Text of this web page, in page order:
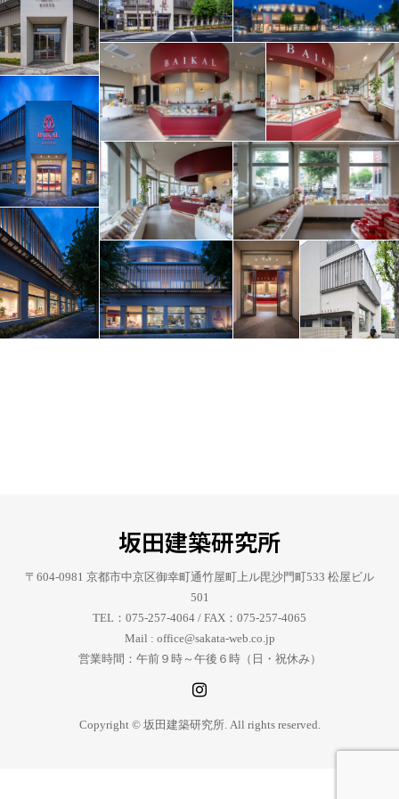
坂田建築研究所
〒604-0981 京都市中京区御幸町通竹屋町上ル毘沙門町533 松屋ビル
501
TEL：075-257-4064 / FAX：075-257-4065
Mail : office@sakata-web.co.jp
営業時間：午前９時～午後６時（日・祝休み）
Copyright © 坂田建築研究所. All rights reserved.